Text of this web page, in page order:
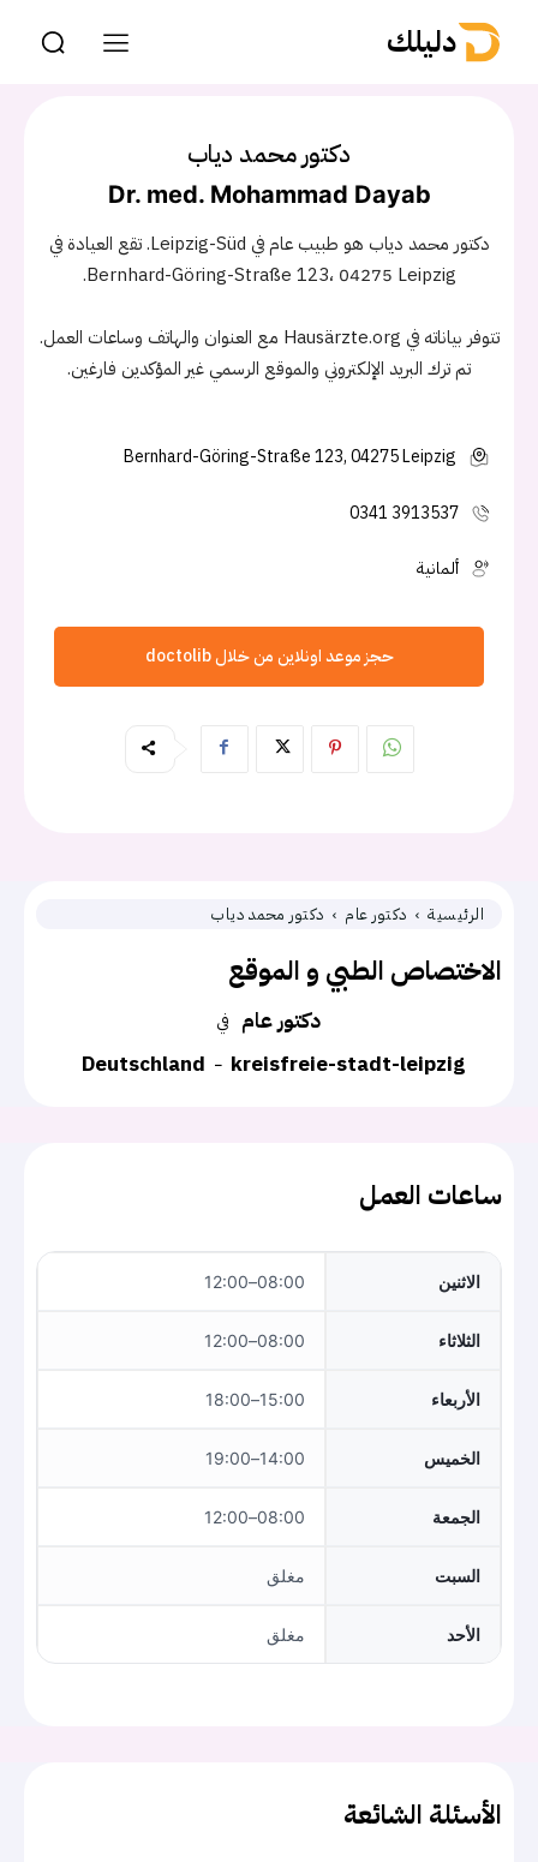
دليلك
الرئيسية دكتور عام دكتور محمد دياب
الاختصاص الطبي و الموقع
في دكتور عام
Deutschland
kreisfreie-stadt-leipzig
ساعات العمل
الاثنين 08:00–12:00
الثلاثاء 08:00–12:00
الأربعاء 15:00–18:00
الخميس 14:00–19:00
الجمعة 08:00–12:00
السبت مغلق
الأحد مغلق
الأسئلة الشائعة
دكتور محمد دياب
Dr. med. Mohammad Dayab
دكتور محمد دياب هو طبيب عام في Leipzig-Süd. تقع العيادة في
Bernhard-Göring-Straße 123، 04275 Leipzig.
تتوفر بياناته في Hausärzte.org مع العنوان والهاتف وساعات العمل.
تم ترك البريد الإلكتروني والموقع الرسمي غير المؤكدين فارغين.
Bernhard-Göring-Straße 123, 04275 Leipzig
0341 3913537
ألمانية
حجز موعد اونلاين من خلال doctolib